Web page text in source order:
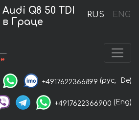
RUS ENG
Q8 50 TDI
Граце
+4917622366899 (рус, De)
+4917622366900 (Eng)